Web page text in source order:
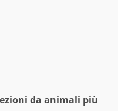
da animali più